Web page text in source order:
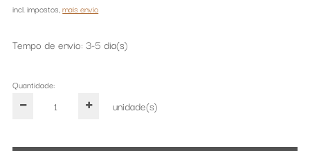
incl. impostos ,mais envio
Tempo de envio: 3-5 dia(s)
Quantidade:
unidade(s)